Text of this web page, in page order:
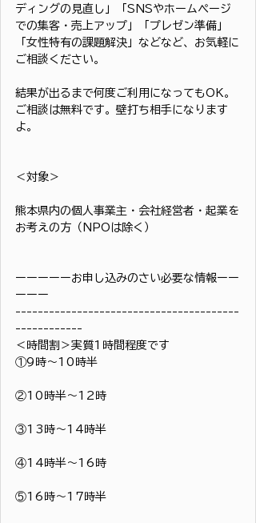
ディングの見直し」「SNSやホームページ
での集客・売上アップ」「プレゼン準備」
「女性特有の課題解決」などなど、お気軽に
ご相談ください。
結果が出るまで何度ご利用になってもOK。
ご相談は無料です。壁打ち相手になります
よ。
＜対象＞
熊本県内の個人事業主・会社経営者・起業を
お考えの方（NPOは除く）
ーーーーーお申し込みのさい必要な情報ーー
ーーー
----------------------------------------
------------
＜時間割＞実質1時間程度です
①9時〜10時半
②10時半〜12時
③13時〜14時半
④14時半〜16時
⑤16時〜17時半